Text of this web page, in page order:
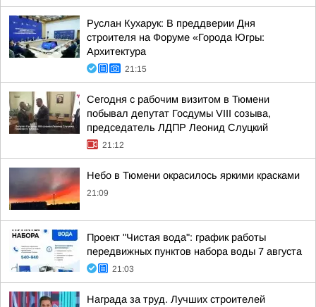
Руслан Кухарук: В преддверии Дня
строителя на Форуме «Города Югры:
Архитектура
21:15
Сегодня с рабочим визитом в Тюмени
побывал депутат Госдумы VIII созыва,
председатель ЛДПР Леонид Слуцкий
21:12
Небо в Тюмени окрасилось яркими красками
21:09
Проект "Чистая вода": график работы
передвижных пунктов набора воды 7 августа
21:03
Награда за труд. Лучших строителей